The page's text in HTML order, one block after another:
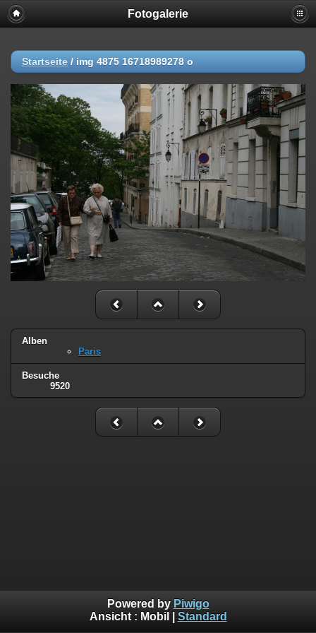
Fotogalerie
Startseite / img 4875 16718989278 o
Alben
Paris
Besuche
9520
Powered by Piwigo
Ansicht : Mobil Standard